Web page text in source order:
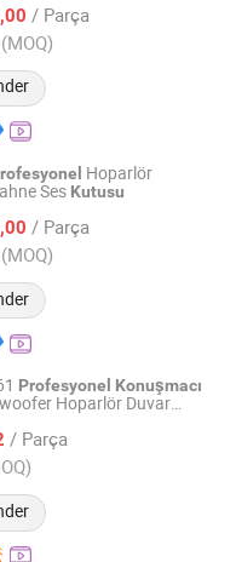
/ Parça
(MOQ)
2019
Hoparlör
Ses Kutusu
/ Parça
(MOQ)
Ltd.
2024
Profesyonel Konuşmacı
Hoparlör Duvar
/ Parça
Technology Co., Ltd.